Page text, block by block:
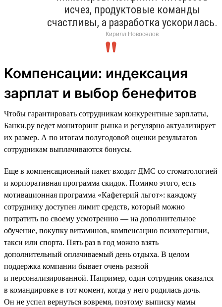
исчез, продуктовые команды
счастливы, а разработка ускорилась.
Кирилл Новоселов
Компенсации: индексация
зарплат и выбор бенефитов
Чтобы гарантировать сотрудникам конкурентные зарплаты,
Банки.ру ведет мониторинг рынка и регулярно актуализирует
их размер. А по итогам полугодовой оценки результатов
сотрудникам выплачиваются бонусы.
Еще в компенсационный пакет входит ДМС со стоматологией
и корпоративная программа скидок. Помимо этого, есть
мотивационная программа «Кафетерий льгот»: каждому
сотруднику доступен лимит средств, который можно
потратить по своему усмотрению — на дополнительное
обучение, покупку витаминов, компенсацию психотерапии,
такси или спорта. Пять раз в год можно взять
дополнительный оплачиваемый день отдыха. В целом
поддержка компании бывает очень разной
и персонализированной. Например, один сотрудник оказался
в командировке в тот момент, когда у него родилась дочь.
Он не успел вернуться вовремя, поэтому выписку мамы